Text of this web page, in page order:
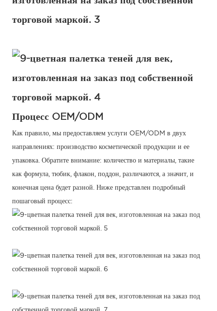
Процесс OEM/ODM
Как правило, мы предоставляем услуги OEM/ODM в двух
направлениях: производство косметической продукции и ее
упаковка. Обратите внимание: количество и материалы, такие
как формула, тюбик, флакон, поддон, различаются, а значит, и
конечная цена будет разной. Ниже представлен подробный
пошаговый процесс: